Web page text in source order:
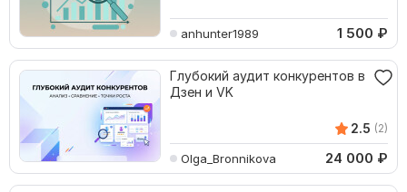
anhunter1989 1 500 ₽
Глубокий аудит конкурентов в
Дзен и VK
2.5 (2)
Olga_Bronnikova 24 000 ₽